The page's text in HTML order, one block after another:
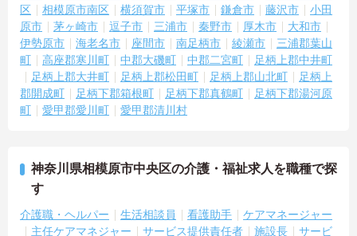
区
相模原市南区 横須賀市 平塚市 鎌倉市 藤沢市
小田
原市
茅ヶ崎市 逗子市 三浦市 秦野市 厚木市
大和市
伊勢原市
海老名市 座間市 南足柄市 綾瀬市
三浦郡葉山
町
高座郡寒川町 中郡大磯町 中郡二宮町
足柄上郡中井町
足柄上郡大井町
足柄上郡松田町 足柄上郡山北町
足柄上
郡開成町
足柄下郡箱根町 足柄下郡真鶴町
足柄下郡湯河原
町
愛甲郡愛川町 愛甲郡清川村
神奈川県相模原市中央区の介護・福祉求人を職種で探
す
介護職・ヘルパー 生活相談員 看護助手
ケアマネージャー
主任ケアマネジャー
サービス提供責任者 施設長 サービ